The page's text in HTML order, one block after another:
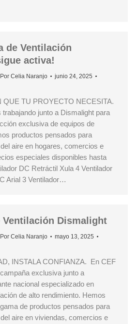
de Ventilación
activa!
Por Celia Naranjo
junio 24, 2025
QUE TU PROYECTO NECESITA.
junto a Dismalight para
exclusiva de equipos de
productos pensados para
aire en hogares, comercios e
especiales disponibles hasta
DC Retráctil Xula 4 Ventilador
Arial 3 Ventilador…
Ventilación Dismalight
Por Celia Naranjo
mayo 13, 2025
INSTALA CONFIANZA. En CEF
exclusiva junto a
nacional especializado en
de alto rendimiento. Hemos
de productos pensados para
aire en viviendas, comercios e